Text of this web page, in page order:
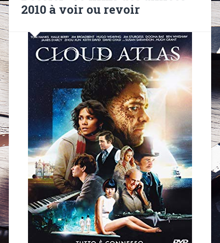
2010 à voir ou revoir